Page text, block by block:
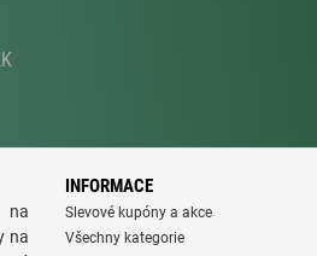
na
na
INFORMACE
Slevové kupóny a akce
Všechny kategorie